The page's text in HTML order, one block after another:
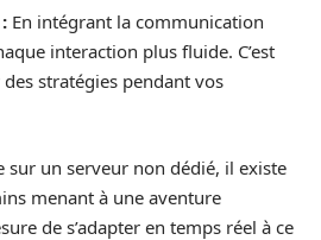
En intégrant la communication
interaction plus fluide. C’est
stratégies pendant vos
sur un serveur non dédié, il existe
menant à une aventure
de s’adapter en temps réel à ce